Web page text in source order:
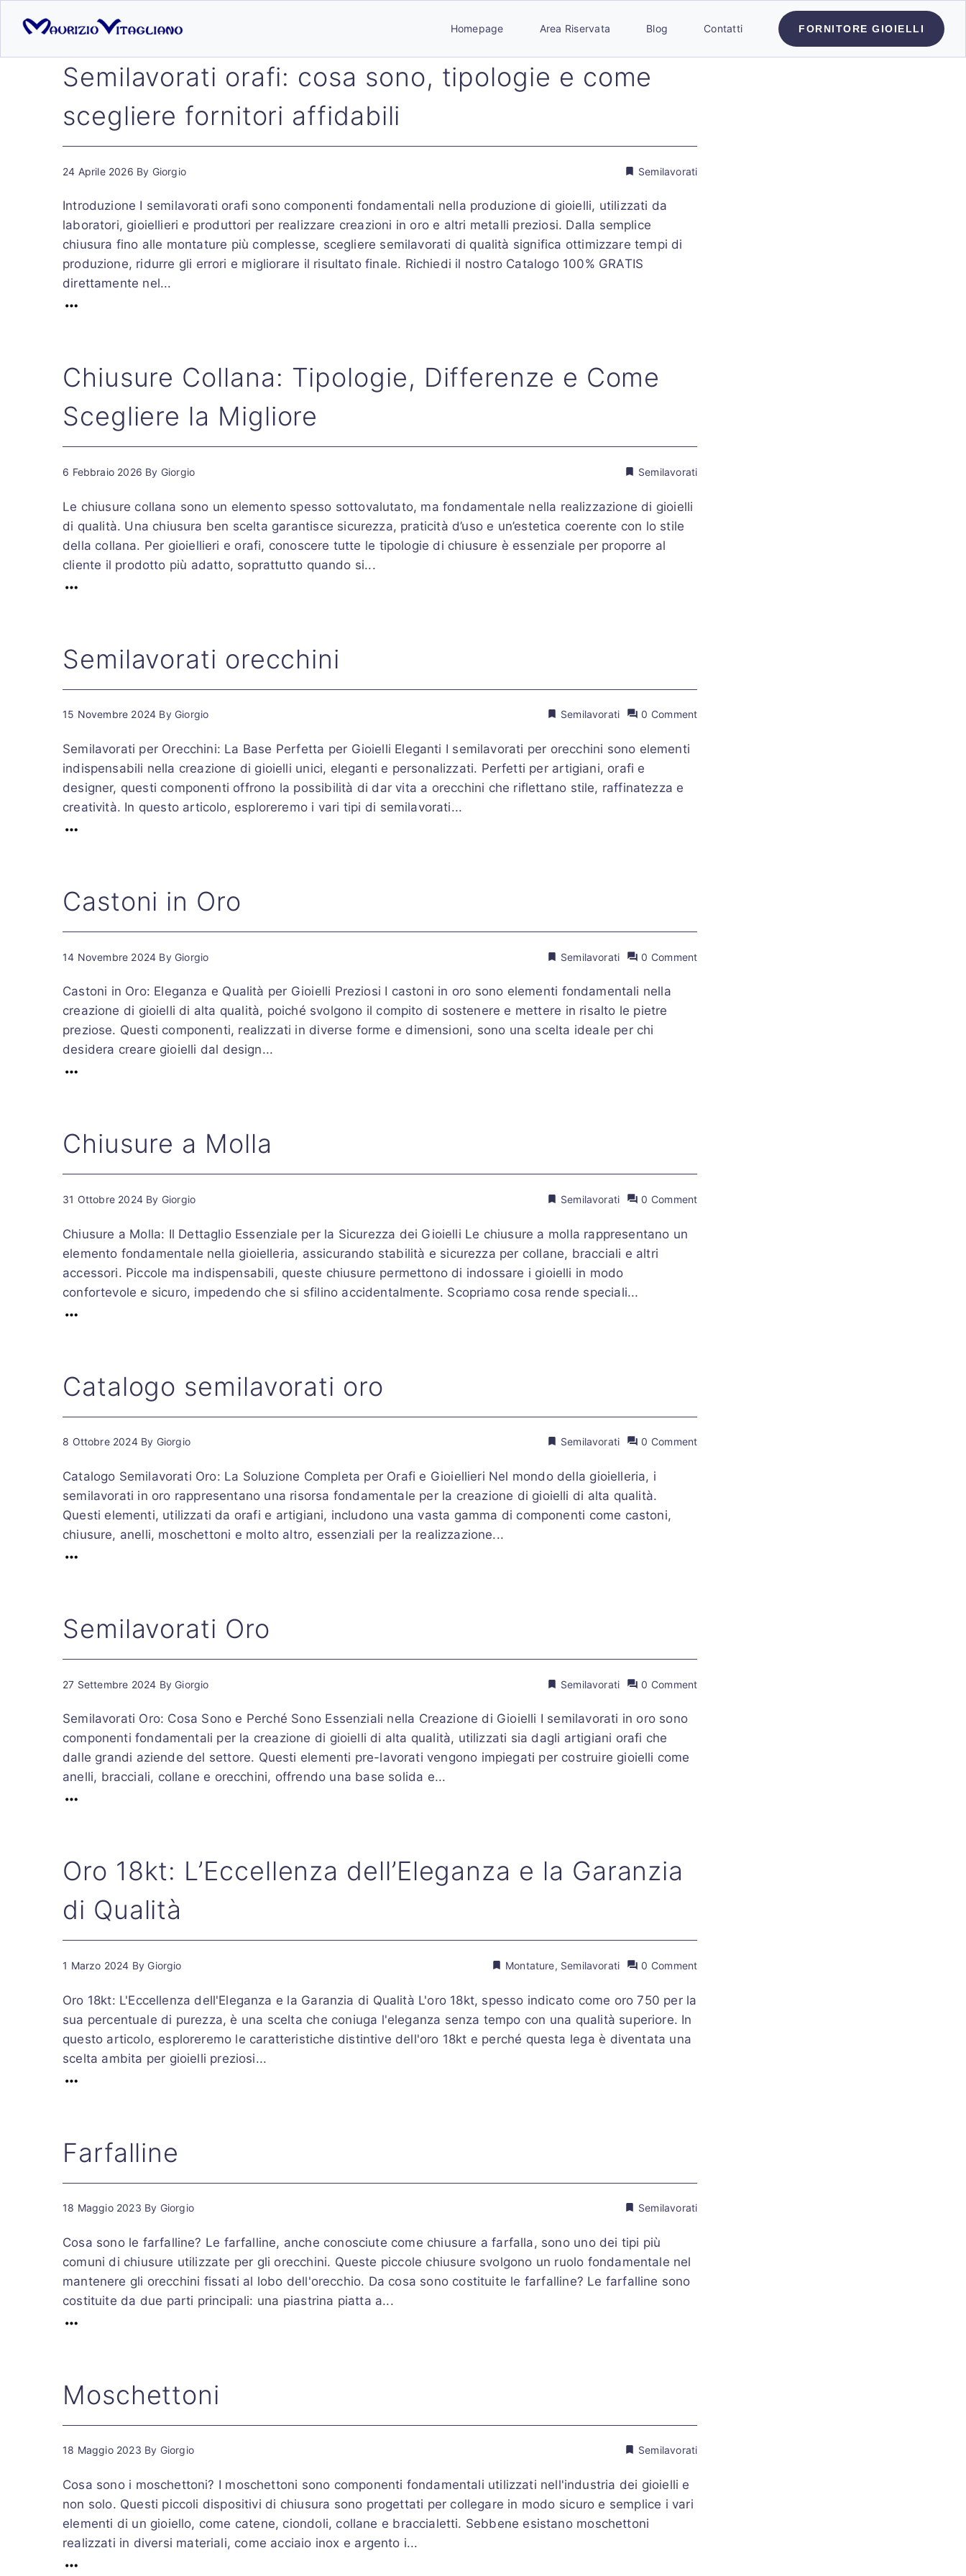
Homepage Area Riservata Blog Contatti FORNITORE GIOIELLI
Semilavorati orafi: cosa sono, tipologie e come
scegliere fornitori affidabili
24 Aprile 2026 By Giorgio Semilavorati
Introduzione I semilavorati orafi sono componenti fondamentali nella produzione di gioielli, utilizzati da
laboratori, gioiellieri e produttori per realizzare creazioni in oro e altri metalli preziosi. Dalla semplice
chiusura fino alle montature più complesse, scegliere semilavorati di qualità significa ottimizzare tempi di
produzione, ridurre gli errori e migliorare il risultato finale. Richiedi il nostro Catalogo 100% GRATIS
direttamente nel...
Chiusure Collana: Tipologie, Differenze e Come
Scegliere la Migliore
6 Febbraio 2026 By Giorgio Semilavorati
Le chiusure collana sono un elemento spesso sottovalutato, ma fondamentale nella realizzazione di gioielli
di qualità. Una chiusura ben scelta garantisce sicurezza, praticità d’uso e un’estetica coerente con lo stile
della collana. Per gioiellieri e orafi, conoscere tutte le tipologie di chiusure è essenziale per proporre al
cliente il prodotto più adatto, soprattutto quando si...
Semilavorati orecchini
15 Novembre 2024 By Giorgio Semilavorati 0 Comment
Semilavorati per Orecchini: La Base Perfetta per Gioielli Eleganti I semilavorati per orecchini sono elementi
indispensabili nella creazione di gioielli unici, eleganti e personalizzati. Perfetti per artigiani, orafi e
designer, questi componenti offrono la possibilità di dar vita a orecchini che riflettano stile, raffinatezza e
creatività. In questo articolo, esploreremo i vari tipi di semilavorati...
Castoni in Oro
14 Novembre 2024 By Giorgio Semilavorati 0 Comment
Castoni in Oro: Eleganza e Qualità per Gioielli Preziosi I castoni in oro sono elementi fondamentali nella
creazione di gioielli di alta qualità, poiché svolgono il compito di sostenere e mettere in risalto le pietre
preziose. Questi componenti, realizzati in diverse forme e dimensioni, sono una scelta ideale per chi
desidera creare gioielli dal design...
Chiusure a Molla
31 Ottobre 2024 By Giorgio Semilavorati 0 Comment
Chiusure a Molla: Il Dettaglio Essenziale per la Sicurezza dei Gioielli Le chiusure a molla rappresentano un
elemento fondamentale nella gioielleria, assicurando stabilità e sicurezza per collane, bracciali e altri
accessori. Piccole ma indispensabili, queste chiusure permettono di indossare i gioielli in modo
confortevole e sicuro, impedendo che si sfilino accidentalmente. Scopriamo cosa rende speciali...
Catalogo semilavorati oro
8 Ottobre 2024 By Giorgio Semilavorati 0 Comment
Catalogo Semilavorati Oro: La Soluzione Completa per Orafi e Gioiellieri Nel mondo della gioielleria, i
semilavorati in oro rappresentano una risorsa fondamentale per la creazione di gioielli di alta qualità.
Questi elementi, utilizzati da orafi e artigiani, includono una vasta gamma di componenti come castoni,
chiusure, anelli, moschettoni e molto altro, essenziali per la realizzazione...
Semilavorati Oro
27 Settembre 2024 By Giorgio Semilavorati 0 Comment
Semilavorati Oro: Cosa Sono e Perché Sono Essenziali nella Creazione di Gioielli I semilavorati in oro sono
componenti fondamentali per la creazione di gioielli di alta qualità, utilizzati sia dagli artigiani orafi che
dalle grandi aziende del settore. Questi elementi pre-lavorati vengono impiegati per costruire gioielli come
anelli, bracciali, collane e orecchini, offrendo una base solida e...
Oro 18kt: L’Eccellenza dell’Eleganza e la Garanzia
di Qualità
1 Marzo 2024 By Giorgio Montature, Semilavorati 0 Comment
Oro 18kt: L'Eccellenza dell'Eleganza e la Garanzia di Qualità L'oro 18kt, spesso indicato come oro 750 per la
sua percentuale di purezza, è una scelta che coniuga l'eleganza senza tempo con una qualità superiore. In
questo articolo, esploreremo le caratteristiche distintive dell'oro 18kt e perché questa lega è diventata una
scelta ambita per gioielli preziosi...
Farfalline
18 Maggio 2023 By Giorgio Semilavorati
Cosa sono le farfalline? Le farfalline, anche conosciute come chiusure a farfalla, sono uno dei tipi più
comuni di chiusure utilizzate per gli orecchini. Queste piccole chiusure svolgono un ruolo fondamentale nel
mantenere gli orecchini fissati al lobo dell'orecchio. Da cosa sono costituite le farfalline? Le farfalline sono
costituite da due parti principali: una piastrina piatta a...
Moschettoni
18 Maggio 2023 By Giorgio Semilavorati
Cosa sono i moschettoni? I moschettoni sono componenti fondamentali utilizzati nell'industria dei gioielli e
non solo. Questi piccoli dispositivi di chiusura sono progettati per collegare in modo sicuro e semplice i vari
elementi di un gioiello, come catene, ciondoli, collane e braccialetti. Sebbene esistano moschettoni
realizzati in diversi materiali, come acciaio inox e argento i...